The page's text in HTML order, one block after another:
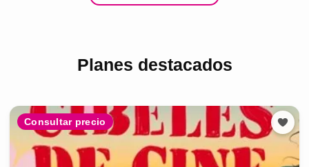
Planes destacados
Consultar precio